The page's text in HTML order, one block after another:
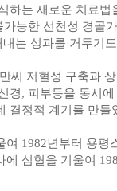
하는 새로운 치료법
능한 선천성 경골
는 성과를 거두기
씨 저혈성 구축과
경, 피부등을 동시
결정적 계기를 만들
1982년부터 용평
심혈을 기울여